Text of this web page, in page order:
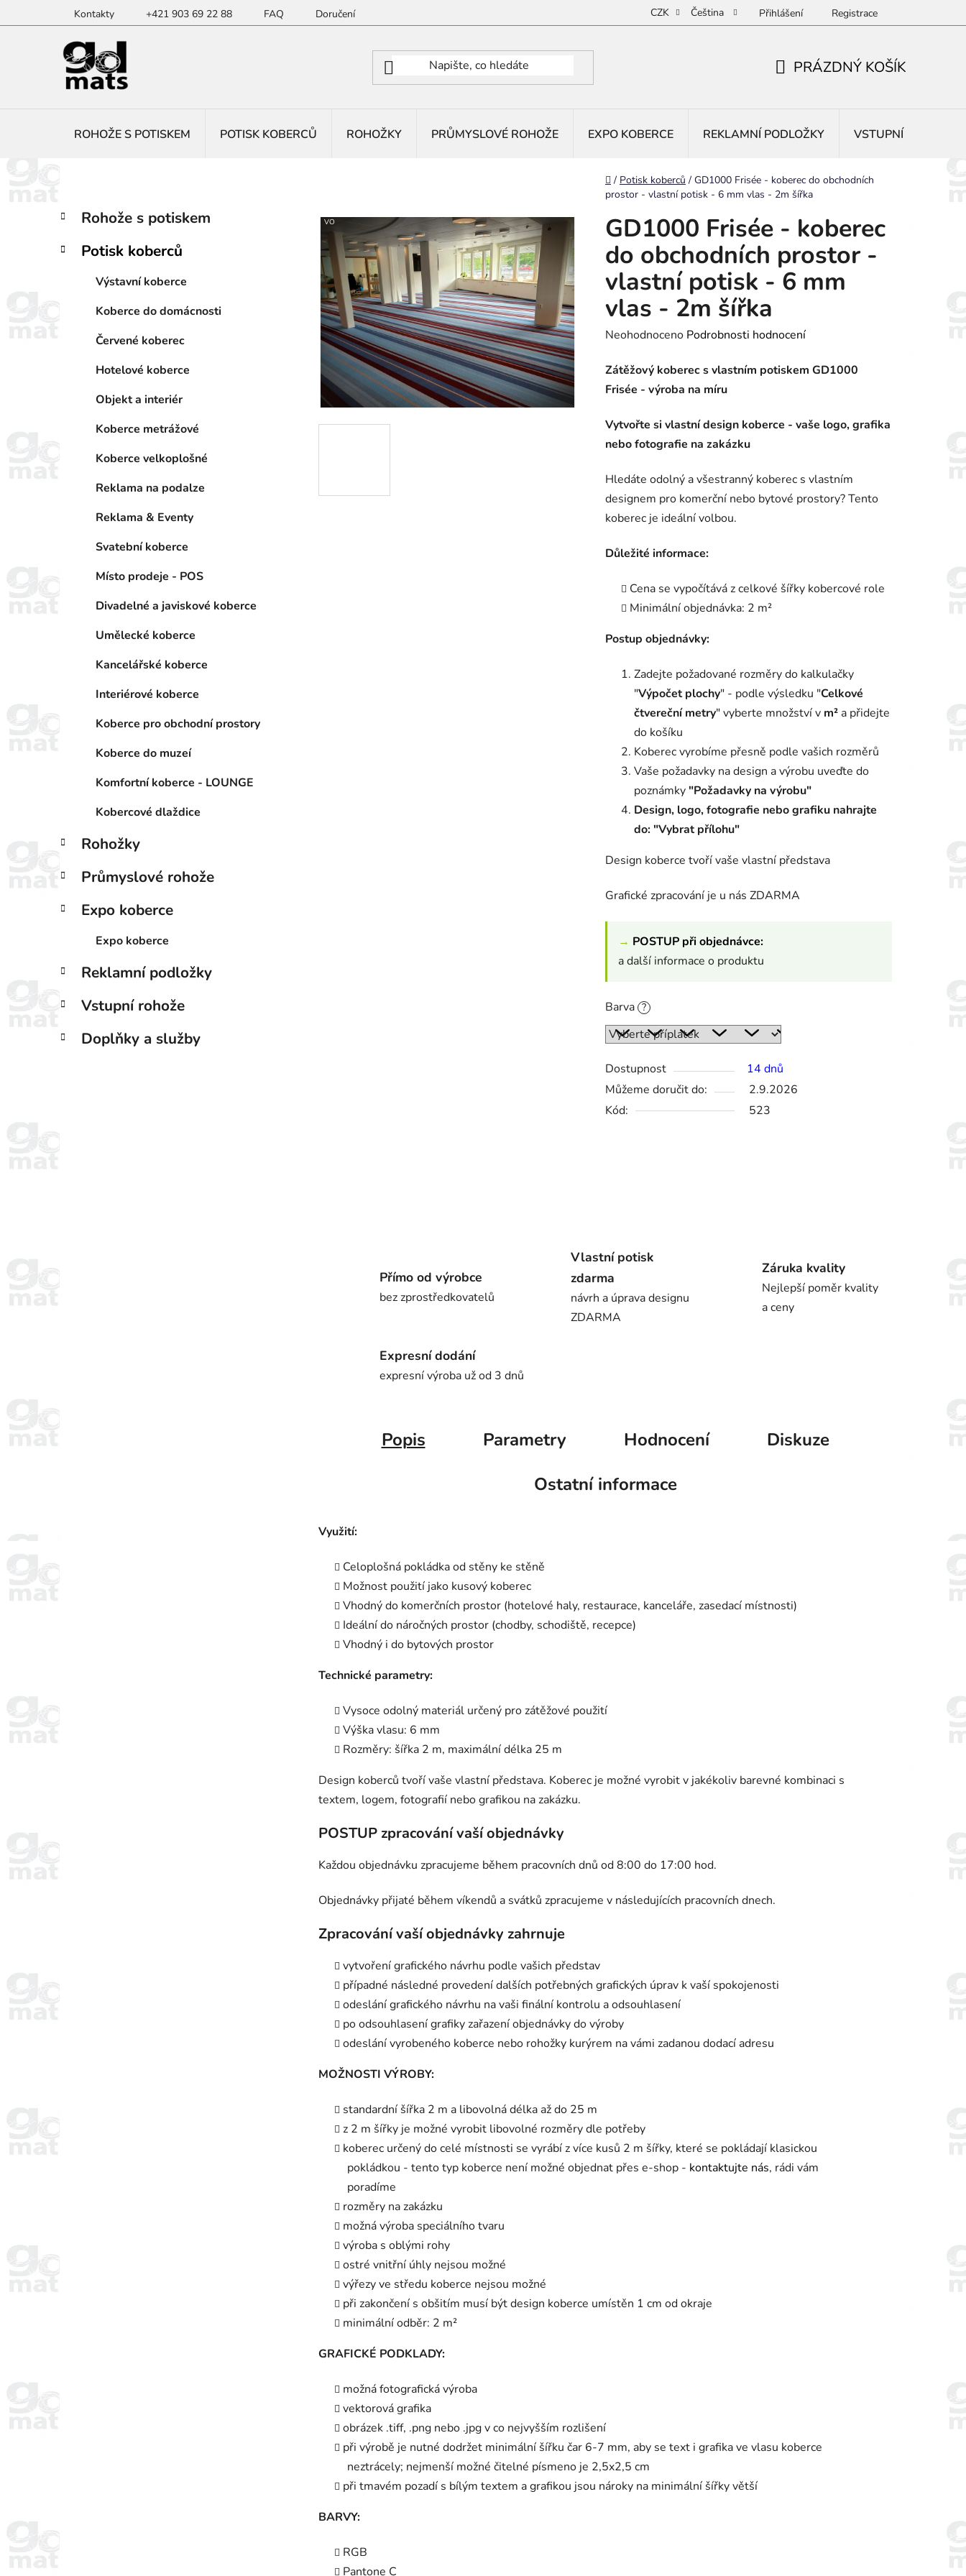
na
Kontakty +421 903 69 22 88 FAQ Doručení CZK Čeština Přihlášení Registrace
PRÁZDNÝ KOŠÍK
ROHOŽE S POTISKEM POTISK KOBERCŮ ROHOŽKY PRŮMYSLOVÉ ROHOŽE EXPO KOBERCE REKLAMNÍ PODLOŽKY VSTUPNÍ ROHOŽE
Domů
/ Potisk koberců / GD1000 Frisée - koberec do obchodních
prostor - vlastní potisk - 6 mm vlas - 2m šířka
P
s
Přeskočit
kategorie
K
a
e
Rohože s potiskem
Potisk koberců
Výstavní koberce
Koberce do domácnosti
Červené koberec
Hotelové koberce
Objekt a interiér
Koberce metrážové
Koberce velkoplošné
Reklama na podalze
Reklama & Eventy
Svatební koberce
Místo prodeje - POS
Divadelné a javiskové koberce
Umělecké koberce
Kancelářské koberce
Interiérové koberce
Koberce pro obchodní prostory
Koberce do muzeí
Komfortní koberce - LOUNGE
Kobercové dlaždice
Rohožky
Průmyslové rohože
Expo koberce
Expo koberce
Reklamní podložky
Vstupní rohože
Doplňky a služby
GD1000 Frisée - koberec
do obchodních prostor -
vlastní potisk - 6 mm
vlas - 2m šířka
Průměrné
produktu
je
z
5
Neohodnoceno Podrobnosti hodnocení
Zátěžový koberec s vlastním potiskem GD1000
Frisée - výroba na míru
Vytvořte si vlastní design koberce - vaše logo, grafika
nebo fotografie na zakázku
Hledáte odolný a všestranný koberec s vlastním
designem pro komerční nebo bytové prostory? Tento
koberec je ideální volbou.
Důležité informace:
Cena se vypočítává z celkové šířky kobercové role
Minimální objednávka: 2 m²
Postup objednávky:
Zadejte požadované rozměry do kalkulačky
"Výpočet plochy" - podle výsledku "Celkové
čtvereční metry" vyberte množství v m² a přidejte
do košíku
Koberec vyrobíme přesně podle vašich rozměrů
Vaše požadavky na design a výrobu uveďte do
poznámky "Požadavky na výrobu"
Design, logo, fotografie nebo grafiku nahrajte
do: "Vybrat přílohu"
Design koberce tvoří vaše vlastní představa
Grafické zpracování je u nás ZDARMA
→ POSTUP při objednávce:
a další informace o produktu
Barva ?
Dostupnost
14 dnů
Můžeme doručit do:
2.9.2026
Kód:
523
VO
Přímo od výrobce
bez zprostředkovatelů
Vlastní potisk
zdarma
návrh a úprava designu
ZDARMA
Záruka kvality
Nejlepší poměr kvality
a ceny
Expresní dodání
expresní výroba už od 3 dnů
Popis Parametry Hodnocení
Diskuze
Ostatní informace
Využití:
Celoplošná pokládka od stěny ke stěně
Možnost použití jako kusový koberec
Vhodný do komerčních prostor (hotelové haly, restaurace, kanceláře, zasedací místnosti)
Ideální do náročných prostor (chodby, schodiště, recepce)
Vhodný i do bytových prostor
Technické parametry:
Vysoce odolný materiál určený pro zátěžové použití
Výška vlasu: 6 mm
Rozměry: šířka 2 m, maximální délka 25 m
Design koberců tvoří vaše vlastní představa. Koberec je možné vyrobit v jakékoliv barevné kombinaci s
textem, logem, fotografií nebo grafikou na zakázku.
POSTUP zpracování vaší objednávky
Každou objednávku zpracujeme během pracovních dnů od 8:00 do 17:00 hod.
Objednávky přijaté během víkendů a svátků zpracujeme v následujících pracovních dnech.
Zpracování vaší objednávky zahrnuje
vytvoření grafického návrhu podle vašich představ
případné následné provedení dalších potřebných grafických úprav k vaší spokojenosti
odeslání grafického návrhu na vaši finální kontrolu a odsouhlasení
po odsouhlasení grafiky zařazení objednávky do výroby
odeslání vyrobeného koberce nebo rohožky kurýrem na vámi zadanou dodací adresu
MOŽNOSTI VÝROBY:
standardní šířka 2 m a libovolná délka až do 25 m
z 2 m šířky je možné vyrobit libovolné rozměry dle potřeby
koberec určený do celé místnosti se vyrábí z více kusů 2 m šířky, které se pokládají klasickou
pokládkou - tento typ koberce není možné objednat přes e-shop - kontaktujte nás, rádi vám
poradíme
rozměry na zakázku
možná výroba speciálního tvaru
výroba s oblými rohy
ostré vnitřní úhly nejsou možné
výřezy ve středu koberce nejsou možné
při zakončení s obšitím musí být design koberce umístěn 1 cm od okraje
minimální odběr: 2 m²
GRAFICKÉ PODKLADY:
možná fotografická výroba
vektorová grafika
obrázek .tiff, .png nebo .jpg v co nejvyšším rozlišení
při výrobě je nutné dodržet minimální šířku čar 6-7 mm, aby se text i grafika ve vlasu koberce
neztrácely; nejmenší možné čitelné písmeno je 2,5x2,5 cm
při tmavém pozadí s bílým textem a grafikou jsou nároky na minimální šířky větší
BARVY:
RGB
Pantone C